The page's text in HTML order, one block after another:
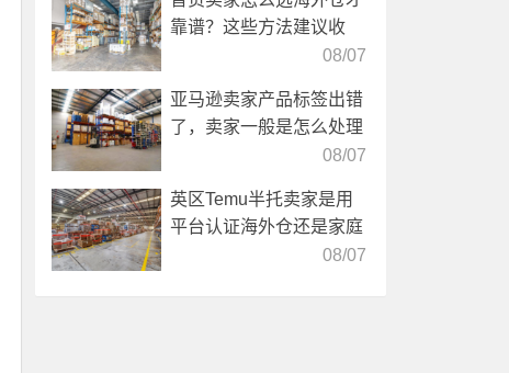
靠谱？这些方法建议收
08/07
亚马逊卖家产品标签出错
了，卖家一般是怎么处理
08/07
英区Temu半托卖家是用
平台认证海外仓还是家庭
08/07